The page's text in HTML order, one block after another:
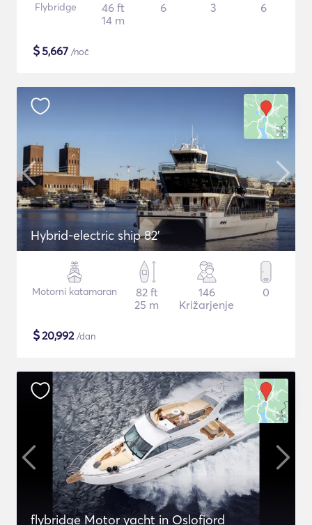
Flybridge
46 ft
14 m
6 3 6
$5,667 /noč
Hybrid-electric ship 82'
Motorni katamaran
82 ft
25 m
146
Križarjenje
0
$20,992/dan
flybridge Motor yacht in Oslofjord